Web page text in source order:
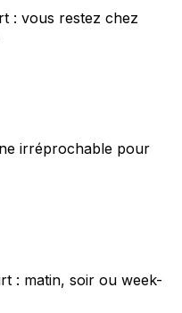
: vous restez chez
irréprochable pour
: matin, soir ou week-